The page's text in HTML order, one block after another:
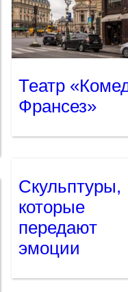
Театр
Франсез»
Скульптуры,
которые
передают
эмоции